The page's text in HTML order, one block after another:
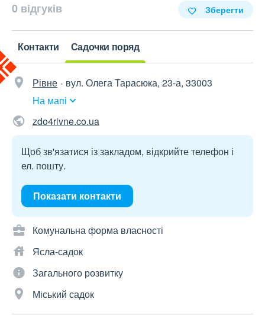
0 відгуків Зберегти
Контакти Садочки поряд
Рівне
вул. Олега Тарасюка, 23-а, 33003
На мапі
zdo4rivne.co.ua
Щоб зв'язатися із закладом, відкрийте телефон і
ел. пошту.
Показати контакти
Комунальна форма власності
Ясла-садок
Загального розвитку
Міський садок